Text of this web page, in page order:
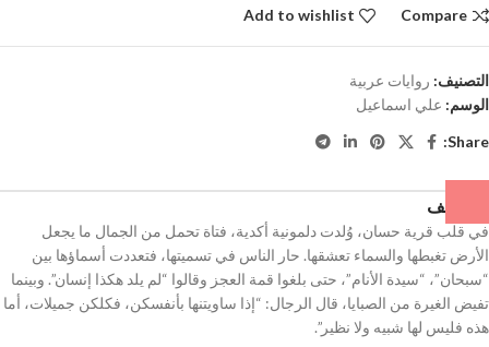
Compare
Add to wishlist
التصنيف: روايات عربية
الوسم: علي اسماعيل
Share:
الوصف
في قلب قرية حسان، وُلدت دلمونية أكدية، فتاة تحمل من الجمال ما يجعل
الأرض تغبطها والسماء تعشقها. حار الناس في تسميتها، فتعددت أسماؤها بين
“سبحان”، “سيدة الأنام”، حتى بلغوا قمة العجز وقالوا “لم يلد هكذا إنسان”. وبينما
تفيض الغيرة من الصبايا، قال الرجال: “إذا ساويتنها بأنفسكن، فكلكن جميلات، أما
هذه فليس لها شبيه ولا نظير”.